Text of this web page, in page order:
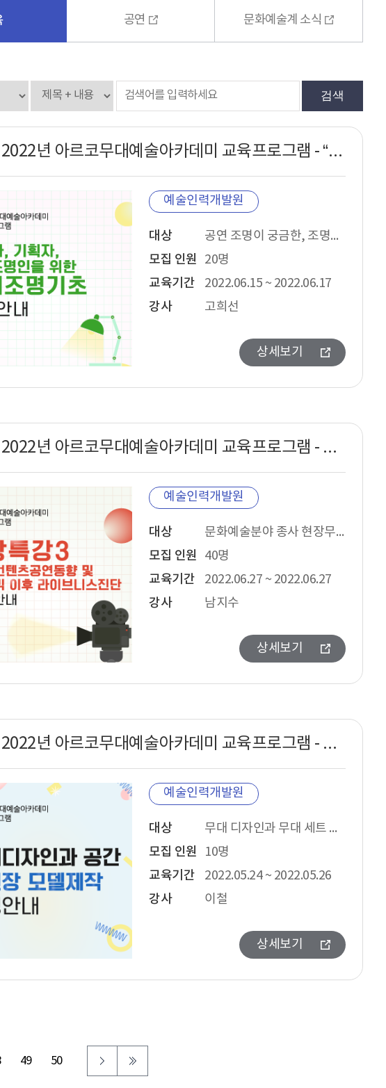
공연 문화예술계 소식
검색
2022년 아르코무대예술아카데미 교육프로그램 - “창작자, 기획자, 예비조명인을 위한” 무대조명기초 과정안내
예술인력개발원
대상
공연 조명이 궁금한, 조명을 알아야하는 모든 공연예술분야 종사자 (예술가, 기획자) 및 예비조명인
모집 인원
20명
교육기간
2022.06.15 ~ 2022.06.17
강사
고희선
상세보기
2022년 아르코무대예술아카데미 교육프로그램 - 영상특강3-실감컨텐츠공연동향 및 펜데믹 이후 라이브니스진단 과정안내
예술인력개발원
대상
문화예술분야 종사 현장무대예술인
모집 인원
40명
교육기간
2022.06.27 ~ 2022.06.27
강사
남지수
상세보기
2022년 아르코무대예술아카데미 교육프로그램 - 무대디자인과 공간(공연장 모델제작) 과정안내
예술인력개발원
대상
무대 디자인과 무대 세트 설계를 시작하고자 하는 사람, 현재 공연계에서 활동 중인 무대 디자이너
모집 인원
10명
교육기간
2022.05.24 ~ 2022.05.26
강사
이철
상세보기
49 50